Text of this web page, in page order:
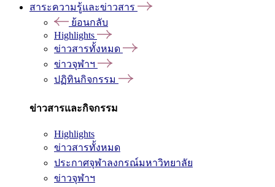
สาระความรู้และข่าวสาร
ย้อนกลับ
Highlights
ข่าวสารทั้งหมด
ข่าวจุฬาฯ
ปฏิทินกิจกรรม
ข่าวสารและกิจกรรม
Highlights
ข่าวสารทั้งหมด
ประกาศจุฬาลงกรณ์มหาวิทยาลัย
ข่าวจุฬาฯ